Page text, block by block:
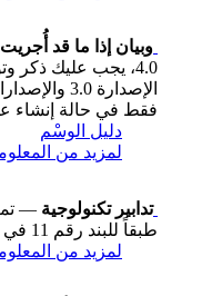
وبيان إذا ما قد
4.0، يجب عليك ذكر
الإصدارة
فقط في حالة
دليل الوسْم
لمزيد من
تدابير تكنولوجية —
طبقاً للبند رقم 11 في معاهدة WIPO لحقوق الملكية الفكرية.
لمزيد من